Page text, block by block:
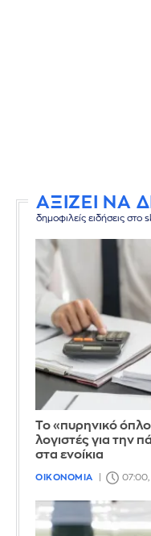
ΑΞΙΖΕΙ ΝΑ
δημοφιλείς ειδήσεις στο
Το «πυρηνικό
λογιστές για την
στα ενοίκια
ΟΙΚΟΝΟΜΙΑ